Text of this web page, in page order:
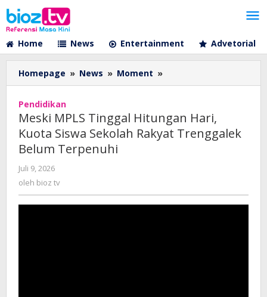
Lewati
ke
konten
Home
News Entertainment Advetorial
Homepage » News » Moment »
MPLS
Hari,
Kuota
Belum
Pendidikan
Meski MPLS Tinggal Hitungan Hari,
Kuota Siswa Sekolah Rakyat Trenggalek
Belum Terpenuhi
Juli 9, 2026
oleh bioz tv